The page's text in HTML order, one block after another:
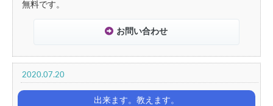
無料です。
お問い合わせ
2020.07.20
出来ます。教えます。